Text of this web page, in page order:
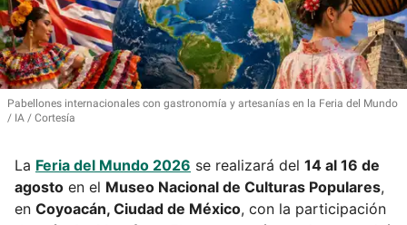
Pabellones internacionales con gastronomía y artesanías en la Feria del Mundo
IA / Cortesía
La Feria del Mundo 2026 se realizará del 14 al 16 de
agosto en el Museo Nacional de Culturas Populares,
en Coyoacán, Ciudad de México, con la participación